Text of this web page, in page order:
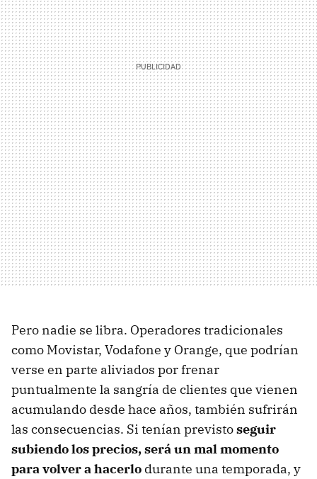
Pero nadie se libra. Operadores tradicionales
como Movistar, Vodafone y Orange, que podrían
verse en parte aliviados por frenar
puntualmente la sangría de clientes que vienen
acumulando desde hace años, también sufrirán
las consecuencias. Si tenían previstoseguir
subiendo los precios, será un mal momento
para volver a hacerlo durante una temporada, y